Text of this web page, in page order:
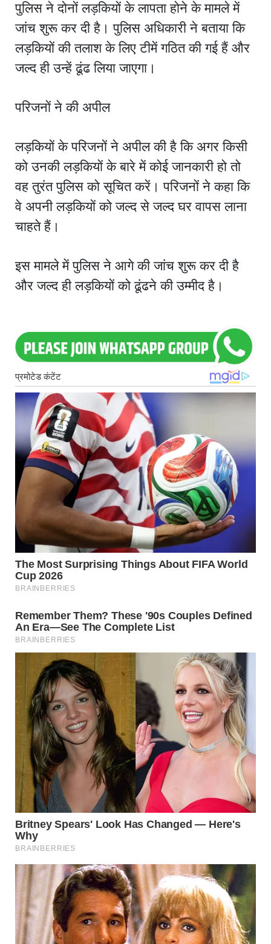
पुलिस ने दोनों लड़कियों के लापता होने के मामले में
जांच शुरू कर दी है। पुलिस अधिकारी ने बताया कि
लड़कियों की तलाश के लिए टीमें गठित की गई हैं और
जल्द ही उन्हें ढूंढ लिया जाएगा।
परिजनों ने की अपील
लड़कियों के परिजनों ने अपील की है कि अगर किसी
को उनकी लड़कियों के बारे में कोई जानकारी हो तो
वह तुरंत पुलिस को सूचित करें। परिजनों ने कहा कि
वे अपनी लड़कियों को जल्द से जल्द घर वापस लाना
चाहते हैं।
इस मामले में पुलिस ने आगे की जांच शुरू कर दी है
और जल्द ही लड़कियों को ढूंढने की उम्मीद है।